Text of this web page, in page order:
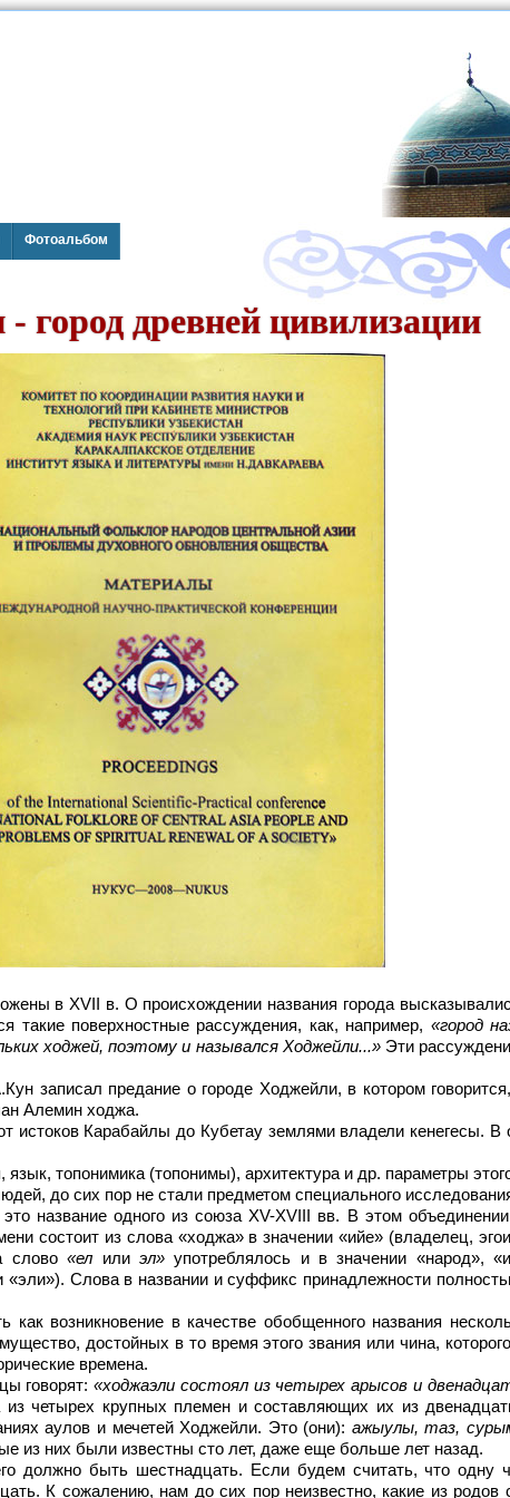
Фотоальбом
город древней цивилизации
такие поверхностные рассуждения, как, например, «город
ходжей, поэтому и назывался Ходжейли...» Эти
Алемин ходжа.
до сих пор не ста­ли предметом специального
состоит из слова «ходжа» в значении «ийе» (владелец,
слово«ел или эл»употреблялось и в значении «народ»,
«эли»). Слова в названии и суффикс принадлежности
как возникновение в качестве обобщенного названия
достойных в то время этого звания или чина,
времена.
говорят:«ходжаэли состоял из четырех арысов и
из четырех крупных племен и со­ставляющих их из
аулов и мечетей Ходжейли. Это (они): ажыулы, таз,
из них были известны сто лет, даже еще больше лет назад.
К сожалению, нам до сих пор неизвестно, какие из родов